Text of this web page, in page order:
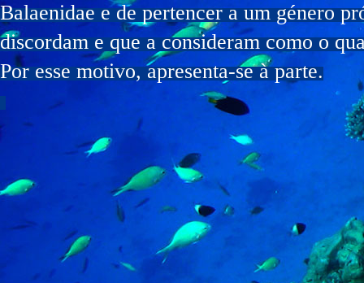
Balaenidae e de pertencer a um género
discordam e que a consideram como o
Por esse motivo, apresenta-se à parte.